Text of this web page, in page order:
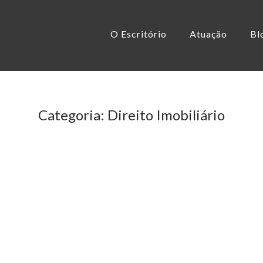
O Escritório Atuação
Categoria: Direito Imobiliário